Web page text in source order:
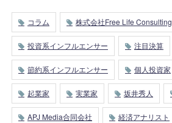
コラム 株式会社Free Life Consulting
投資系インフルエンサー 注目決算
節約系インフルエンサー 個人投資家
起業家 実業家 坂井秀人
APJ Media合同会社 経済アナリスト